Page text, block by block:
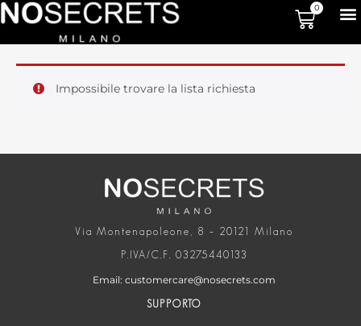
0
Impossibile trovare la lista richiesta
Via Montenapoleone, 8 – 20121 Milano
P.IVA/C.F. 03275440133
Email: customercare@nosecrets.com
SUPPORTO